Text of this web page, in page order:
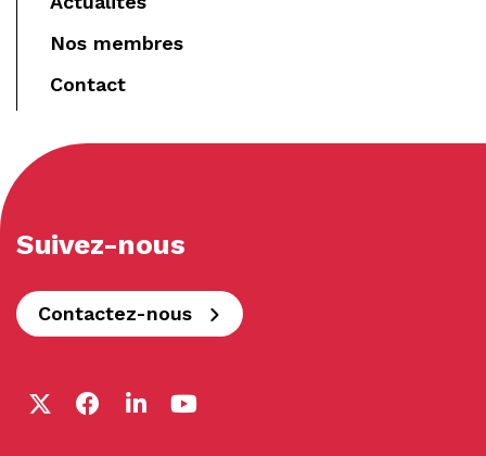
Nos membres
Contact
Suivez-nous
Contactez-nous